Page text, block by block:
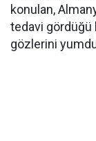
konulan,
tedavi gördüğü
gözlerini